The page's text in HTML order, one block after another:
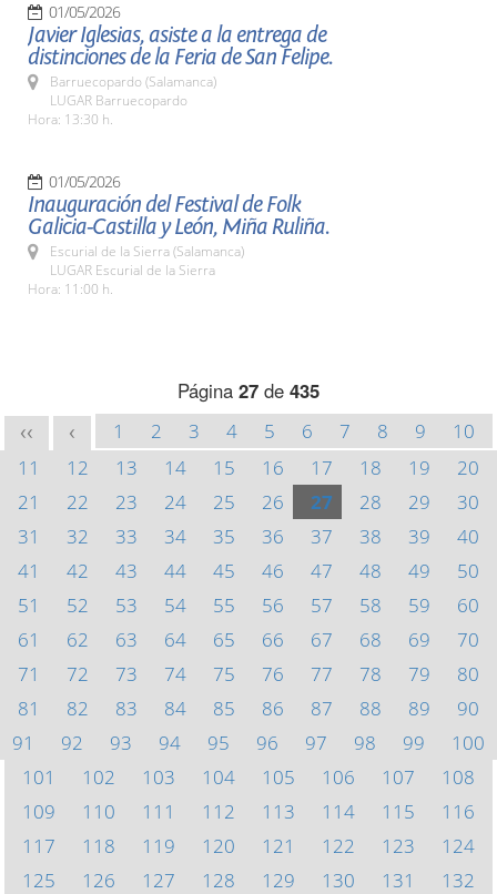
01/05/2026
Javier Iglesias, asiste a la entrega de
distinciones de la Feria de San Felipe.
Barruecopardo (Salamanca)
LUGAR Barruecopardo
Hora: 13:30 h.
01/05/2026
Inauguración del Festival de Folk
Galicia-Castilla y León, Miña Ruliña.
Escurial de la Sierra (Salamanca)
LUGAR Escurial de la Sierra
Hora: 11:00 h.
Página 27 de 435
<< < 1 2 3 4 5 6 7 8 9
10
11
12 13 14 15 16 17 18 19
20
21
22 23 24 25 26 27 28 29
30
31
32 33 34 35 36 37 38 39
40
41
42 43 44 45 46 47 48 49
50
51
52 53 54 55 56 57 58 59
60
61
62 63 64 65 66 67 68 69
70
71
72 73 74 75 76 77 78 79
80
81
82 83 84 85 86 87 88 89
90
91
92 93 94 95 96 97 98 99
100
101
102 103 104 105 106 107
108
109
110 111 112 113 114 115
116
117
118 119 120 121 122 123
124
125
126 127 128 129 130 131
132